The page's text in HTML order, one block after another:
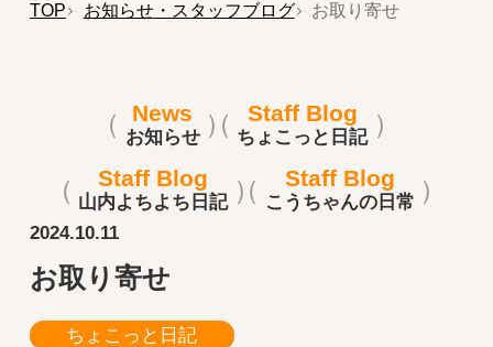
TOP お知らせ・スタッフブログ お取り寄せ
News
お知らせ
Staff Blog
ちょこっと日記
Staff Blog
山内よちよち日記
Staff Blog
こうちゃんの日常
2024.10.11
お取り寄せ
ちょこっと日記